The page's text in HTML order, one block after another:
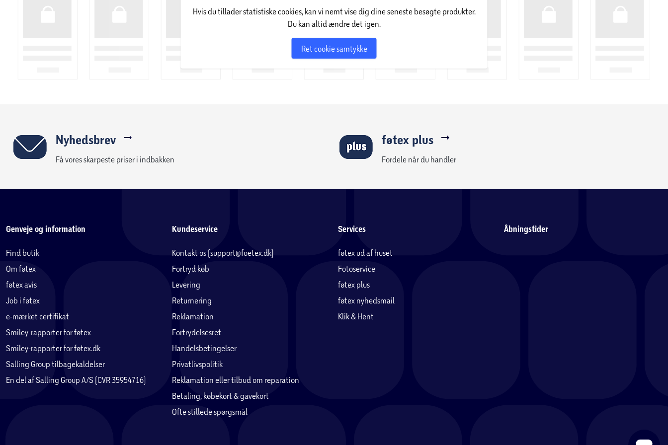
Hvis du tillader statistiske cookies, kan vi nemt vise dig dine seneste besøgte produkter.
Du kan altid ændre det igen.
Ret cookie samtykke
Nyhedsbrev
Få vores skarpeste priser i indbakken
føtex plus
Fordele når du handler
Genveje og information
Find butik
Om føtex
føtex avis
Job i føtex
e-mærket certifikat
Smiley-rapporter for føtex
Smiley-rapporter for føtex.dk
Salling Group tilbagekaldelser
En del af Salling Group A/S (CVR 35954716)
Kundeservice
Kontakt os (support@foetex.dk)
Fortryd køb
Levering
Returnering
Reklamation
Fortrydelsesret
Handelsbetingelser
Privatlivspolitik
Reklamation eller tilbud om reparation
Betaling, købekort & gavekort
Ofte stillede spørgsmål
Services
føtex ud af huset
Fotoservice
føtex plus
føtex nyhedsmail
Klik & Hent
Åbningstider